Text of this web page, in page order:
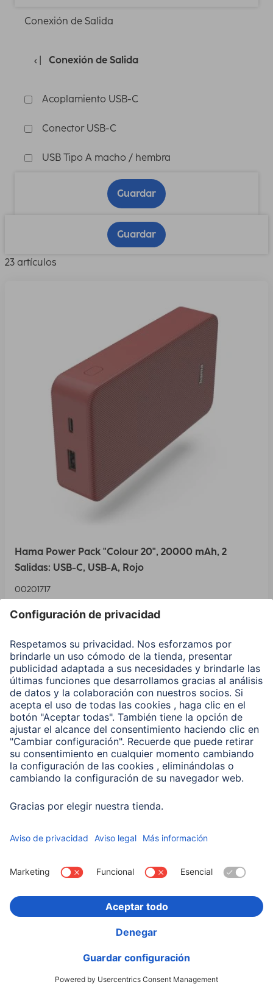
Conexión de Salida
Conexión de Salida
Acoplamiento USB-C
Conector USB-C
USB Tipo A macho / hembra
Guardar
Guardar
23 artículos
Hama Power Pack "Colour 20", 20000 mAh, 2
Salidas: USB-C, USB-A, Rojo
00201717
Hama Power Pack "Color 10", 10000 mAh, 2 Salidas:
USB-C, USB-A, Rojo
Variantes: Tono del Color (3) & Capacidad (2)